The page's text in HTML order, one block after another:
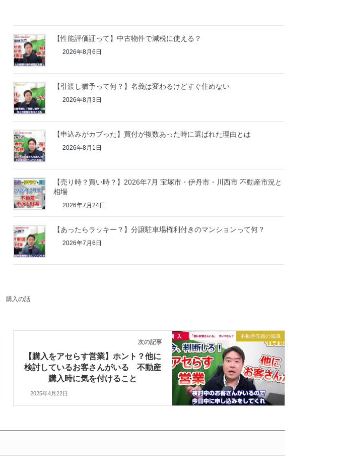
【性能評価証って】中古物件で減税に使える？
2026年8月6日
【引渡し猶予って何？】名義は変わるけどすぐ住めない
2026年8月3日
【申込みがカブった】買付が複数あった時に選ばれた理由とは
2026年8月1日
【売り時？買い時？】2026年7月 宝塚市・伊丹市・川西市 不動産市況と
相場
2026年7月24日
【あったらラッキー？】分譲駐車場権利付きのマンションって何？
2026年7月6日
購入の話
不動産売買の知識
次の記事
【購入をアセらす営業】ホント？他に
検討しているお客さんがいる 不動産
購入時に気を付けること
2025年4月22日